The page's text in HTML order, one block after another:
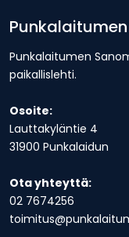
Punkalaitumen
paikallislehti.
Osoite:
Lauttakyläntie 4
31900 Punkalaidun
Ota yhteyttä:
02 7674256